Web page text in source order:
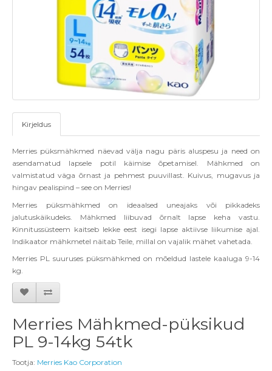
Kirjeldus
Merries püksmähkmed näevad välja nagu päris aluspesu ja need on
asendamatud lapsele potil käimise õpetamisel. Mähkmed on
valmistatud väga õrnast ja pehmest puuvillast. Kuivus, mugavus ja
hingav pealispind – see on Merries!
Merries püksmähkmed on ideaalsed uneajaks või pikkadeks
jalutuskäikudeks. Mähkmed liibuvad õrnalt lapse keha vastu.
Kinnitussüsteem kaitseb lekke eest isegi lapse aktiivse liikumise ajal.
Indikaator mähkmetel näitab Teile, millal on vajalik mähet vahetada.
Merries PL suuruses püksmähkmed on mõeldud lastele kaaluga 9-14
kg.
Merries Mähkmed-püksikud
PL 9-14kg 54tk
Tootja: Merries Kao Corporation